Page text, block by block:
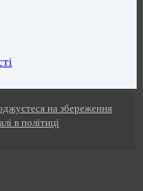
на збереження
в політиці